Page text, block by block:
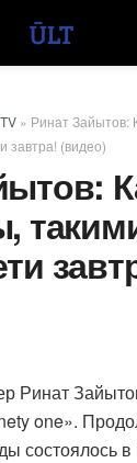
» Ринат Зайытов:
завтра! (видео)
Ринат
one».
состоялось